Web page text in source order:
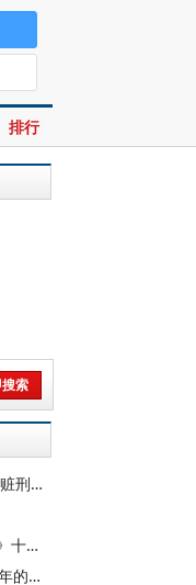
排行
高一飞 陈 恋：习近平反腐败追逃追赃刑事司法理念及其践行
高一飞 陈恋：美国《无辜者保护法》十五年：回顾与反思
高一飞 陈恋：人民法院司法改革40年的回顾与思考